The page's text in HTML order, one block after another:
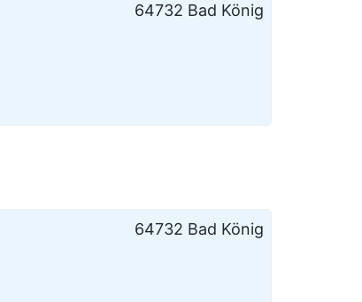
64732 Bad König
64732 Bad König